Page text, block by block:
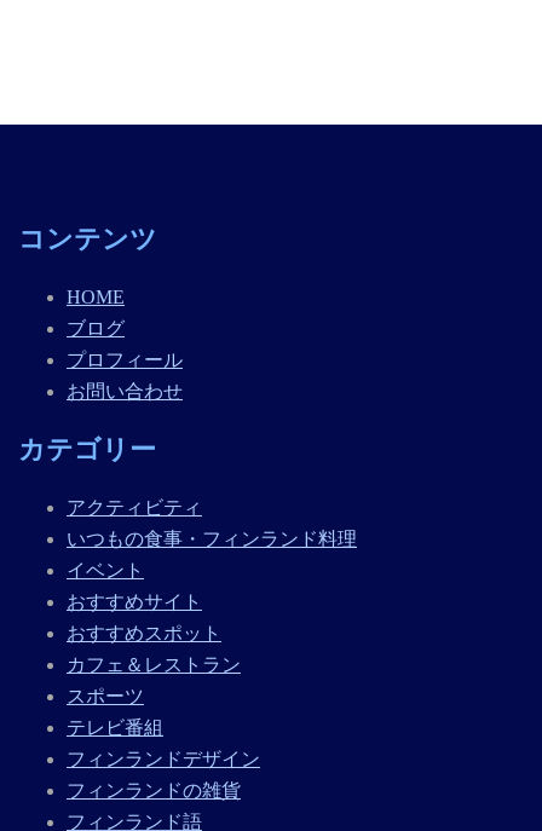
コンテンツ
HOME
ブログ
プロフィール
お問い合わせ
カテゴリー
アクティビティ
いつもの食事・フィンランド料理
イベント
おすすめサイト
おすすめスポット
カフェ＆レストラン
スポーツ
テレビ番組
フィンランドデザイン
フィンランドの雑貨
フィンランド語